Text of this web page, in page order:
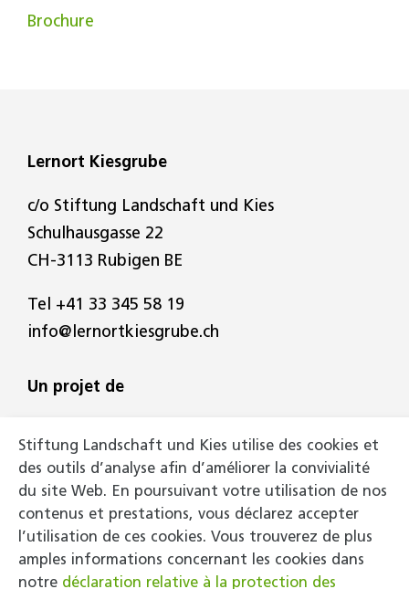
Brochure
Lernort Kiesgrube
c/o Stiftung Landschaft und Kies
Schulhausgasse 22
CH-3113 Rubigen BE
Tel +41 33 345 58 19
info@lernortkiesgrube.ch
Un projet de
Partenaires principaux
Stiftung Landschaft und Kies utilise des cookies et
des outils d’analyse afin d’améliorer la convivialité
du site Web. En poursuivant votre utilisation de nos
contenus et prestations, vous déclarez accepter
l’utilisation de ces cookies. Vous trouverez de plus
amples informations concernant les cookies dans
notre déclaration relative à la protection des